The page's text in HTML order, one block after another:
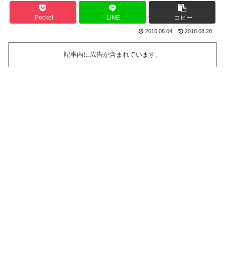
Pocket LINE コピー
2015.08.04 2018.08.28
記事内に広告が含まれています。